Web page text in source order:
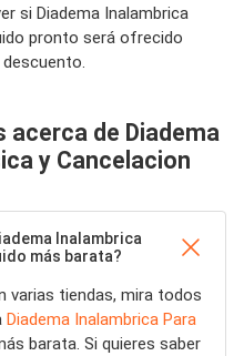
si Diadema Inalambrica
pronto será ofrecido
de Diadema
y Cancelacion
Inalambrica
más barata?
varias tiendas, mira todos
Diadema Inalambrica Para
barata. Si quieres saber